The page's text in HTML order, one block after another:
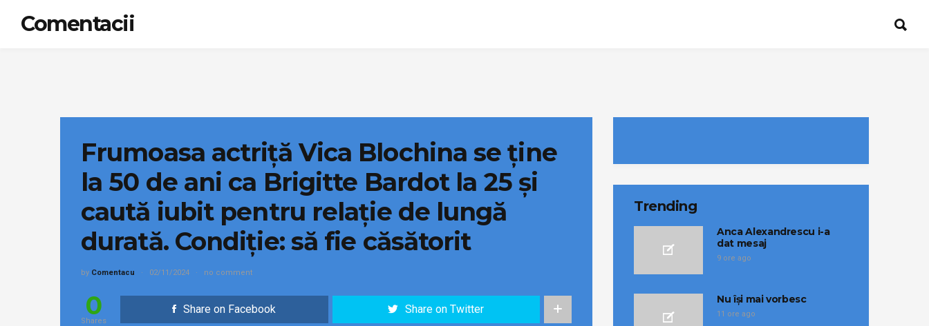
Comentacii
Frumoasa actriță Vica Blochina se ține
la 50 de ani ca Brigitte Bardot la 25 și
caută iubit pentru relație de lungă
durată. Condiție: să fie căsătorit
by Comentacu 02/11/2024 no comment
0
Shares
Share on Facebook Share on Twitter
Trending
Anca Alexandrescu i-a
dat mesaj
9 ore ago
Nu își mai vorbesc
11 ore ago